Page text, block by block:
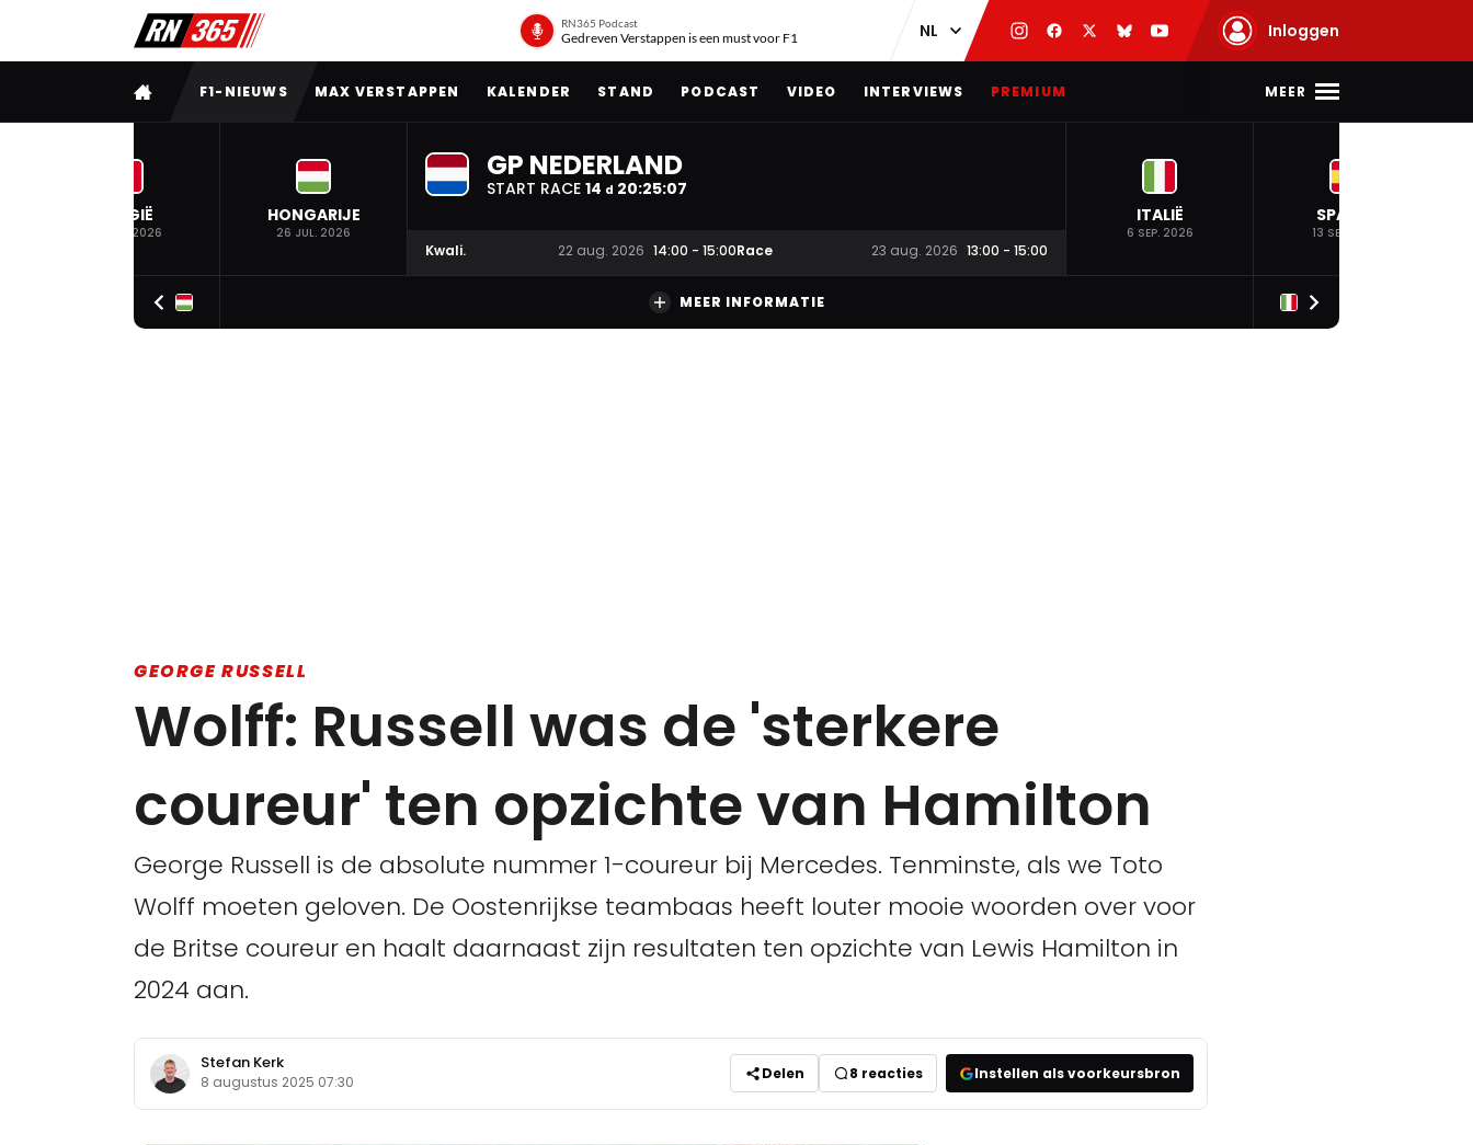
RN365 Podcast
Gedreven Verstappen is een must voor F1 Inloggen
VOLLEDIG MENU
F1-NIEUWS MAX VERSTAPPEN KALENDER STAND PODCAST VIDEO INTERVIEWS PREMIUM MEER
BELGIË
19 JUL. 2026
HONGARIJE
26 JUL. 2026
GP NEDERLAND
START RACE 14 d 20:25:05
Kwali. 22 aug. 2026 14:00 - 15:00Race 23 aug. 2026 13:00 - 15:00
ITALIË
6 SEP. 2026
SPANJE
13 SEP. 2026
MEER INFORMATIE
GEORGE RUSSELL
Wolff: Russell was de 'sterkere
coureur' ten opzichte van Hamilton
George Russell is de absolute nummer 1-coureur bij Mercedes. Tenminste, als we Toto
Wolff moeten geloven. De Oostenrijkse teambaas heeft louter mooie woorden over voor
de Britse coureur en haalt daarnaast zijn resultaten ten opzichte van Lewis Hamilton in
2024 aan.
Stefan Kerk
8 augustus 2025 07:30 Delen 8 reacties Instellen als voorkeursbron